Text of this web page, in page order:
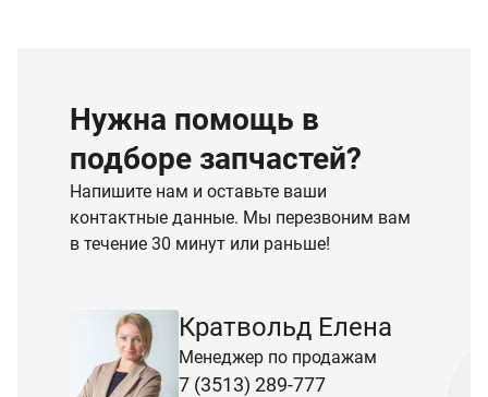
Нужна помощь в
подборе запчастей?
Напишите нам и оставьте ваши
контактные данные. Мы перезвоним вам
в течение 30 минут или раньше!
Кратвольд Елена
Менеджер по продажам
7 (3513) 289-777